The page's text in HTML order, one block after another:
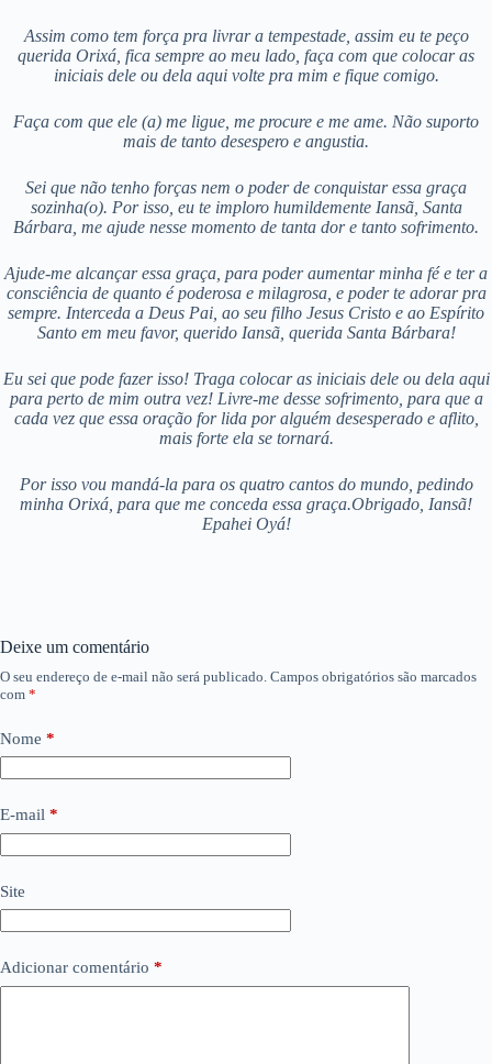
Assim como tem força pra livrar a tempestade, assim eu te peço
querida Orixá, fica sempre ao meu lado, faça com que colocar as
iniciais dele ou dela aqui volte pra mim e fique comigo.
Faça com que ele (a) me ligue, me procure e me ame. Não suporto
mais de tanto desespero e angustia.
Sei que não tenho forças nem o poder de conquistar essa graça
sozinha(o). Por isso, eu te imploro humildemente Iansã, Santa
Bárbara, me ajude nesse momento de tanta dor e tanto sofrimento.
Ajude-me alcançar essa graça, para poder aumentar minha fé e ter a
consciência de quanto é poderosa e milagrosa, e poder te adorar pra
sempre. Interceda a Deus Pai, ao seu filho Jesus Cristo e ao Espírito
Santo em meu favor, querido Iansã, querida Santa Bárbara!
Eu sei que pode fazer isso! Traga colocar as iniciais dele ou dela aqui
para perto de mim outra vez! Livre-me desse sofrimento, para que a
cada vez que essa oração for lida por alguém desesperado e aflito,
mais forte ela se tornará.
Por isso vou mandá-la para os quatro cantos do mundo, pedindo
minha Orixá, para que me conceda essa graça.Obrigado, Iansã!
Epahei Oyá!
Deixe um comentário
O seu endereço de e-mail não será publicado. Campos obrigatórios são marcados
com *
Nome *
E-mail *
Site
Adicionar comentário *